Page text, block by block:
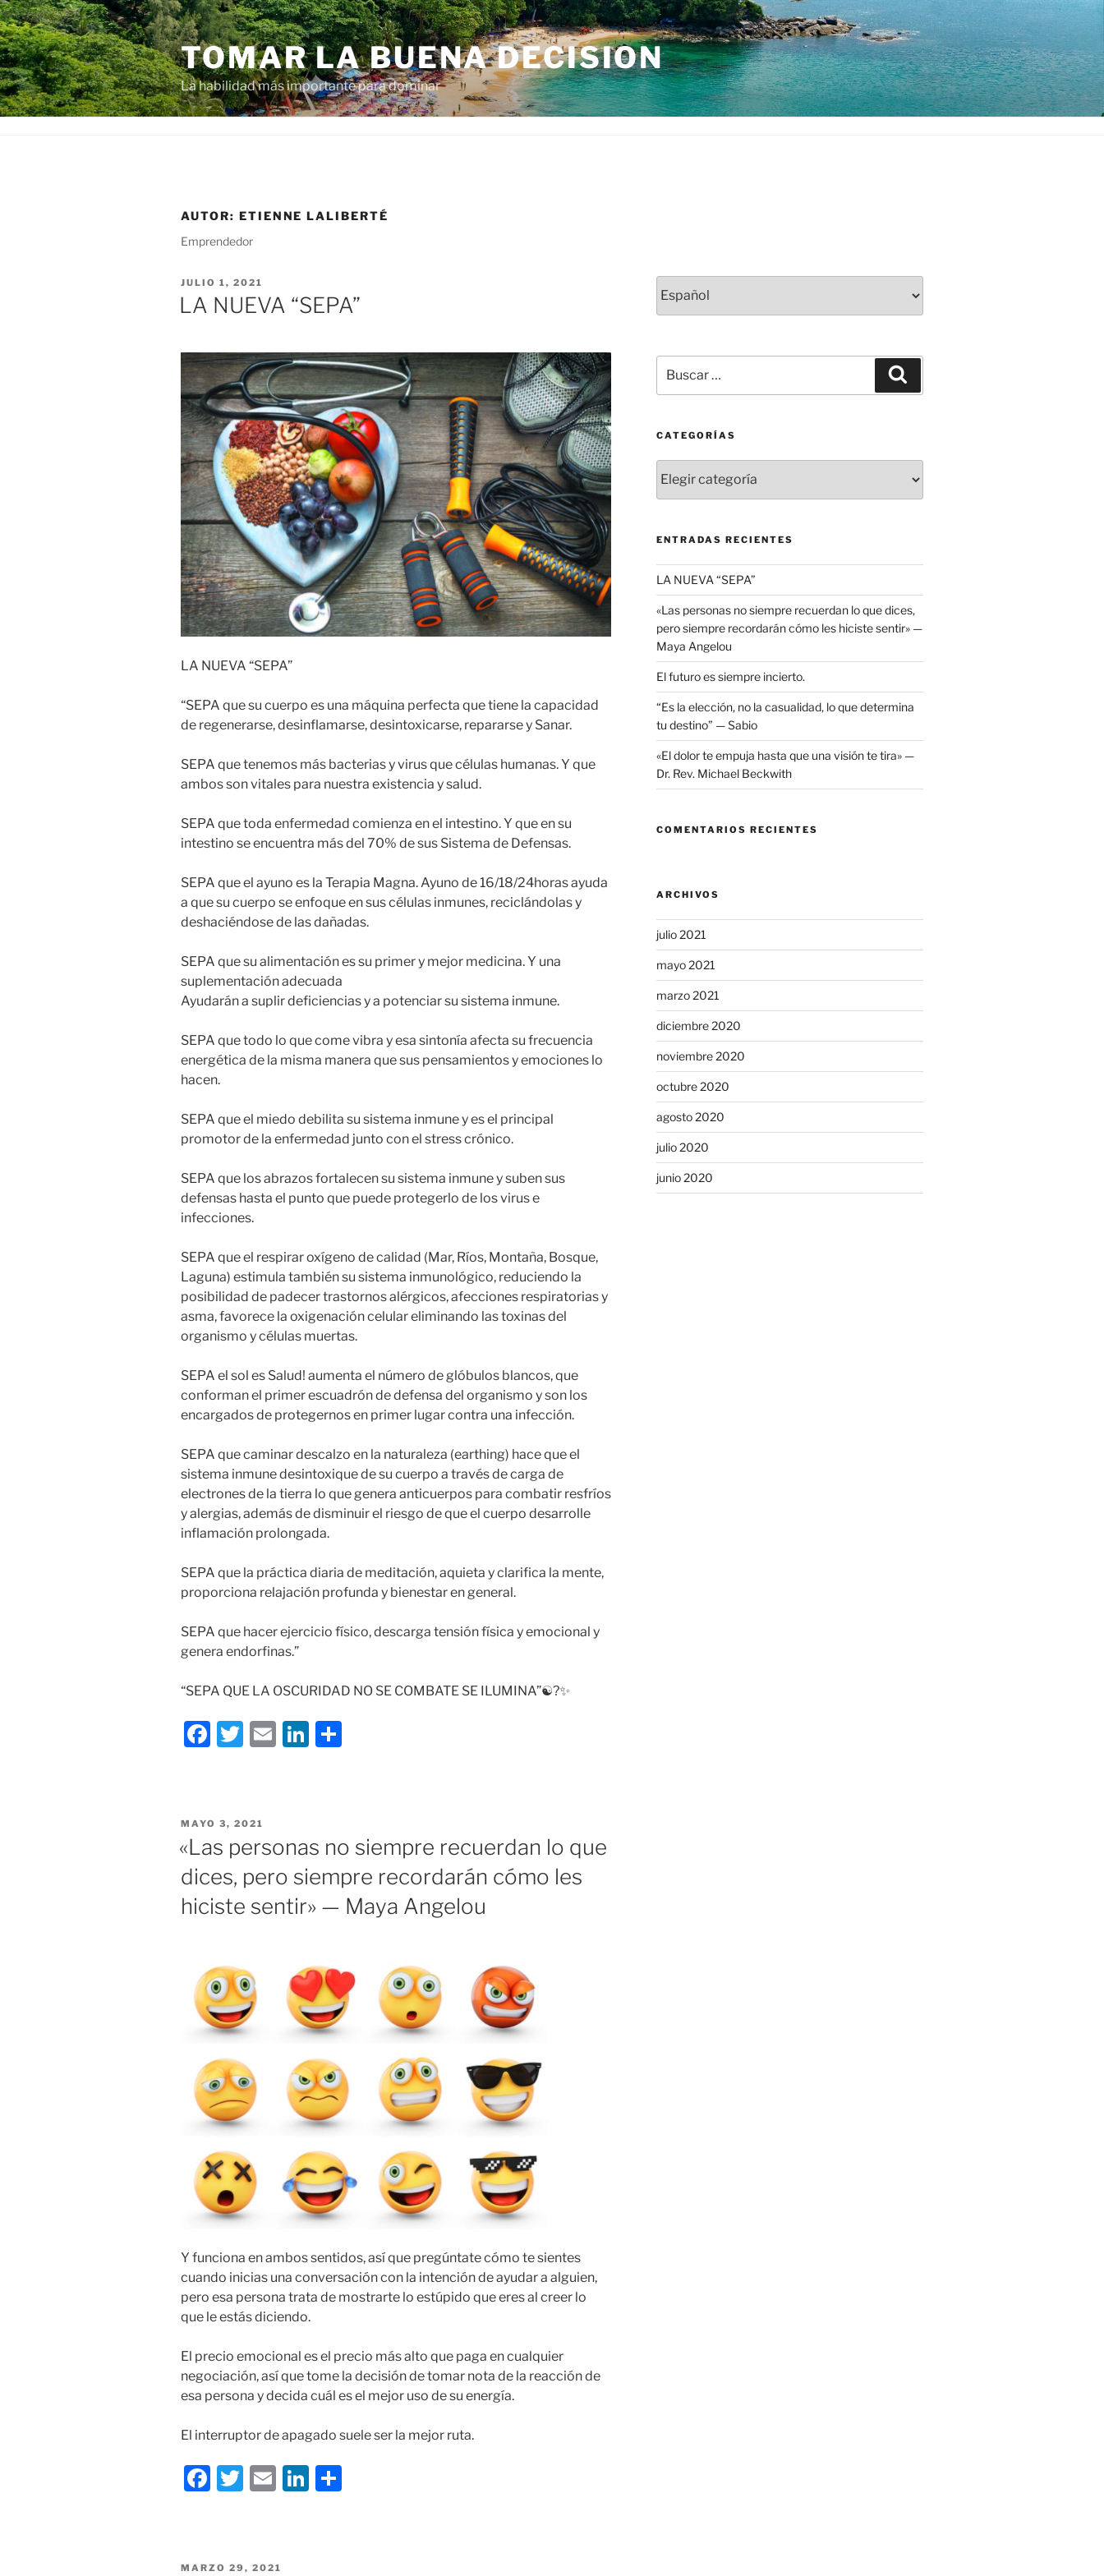
Ir
al
contenido
TOMAR LA BUENA DECISION
La habilidad más importante para dominar
AUTOR: ETIENNE LALIBERTÉ
Emprendedor
PUBLICADO
EN
JULIO 1, 2021
LA NUEVA “SEPA”
LA NUEVA “SEPA”
“SEPA que su cuerpo es una máquina perfecta que tiene la capacidad
de regenerarse, desinflamarse, desintoxicarse, repararse y Sanar.
SEPA que tenemos más bacterias y virus que células humanas. Y que
ambos son vitales para nuestra existencia y salud.
SEPA que toda enfermedad comienza en el intestino. Y que en su
intestino se encuentra más del 70% de sus Sistema de Defensas.
SEPA que el ayuno es la Terapia Magna. Ayuno de 16/18/24horas ayuda
a que su cuerpo se enfoque en sus células inmunes, reciclándolas y
deshaciéndose de las dañadas.
SEPA que su alimentación es su primer y mejor medicina. Y una
suplementación adecuada
Ayudarán a suplir deficiencias y a potenciar su sistema inmune.
SEPA que todo lo que come vibra y esa sintonía afecta su frecuencia
energética de la misma manera que sus pensamientos y emociones lo
hacen.
SEPA que el miedo debilita su sistema inmune y es el principal
promotor de la enfermedad junto con el stress crónico.
SEPA que los abrazos fortalecen su sistema inmune y suben sus
defensas hasta el punto que puede protegerlo de los virus e
infecciones.
SEPA que el respirar oxígeno de calidad (Mar, Ríos, Montaña, Bosque,
Laguna) estimula también su sistema inmunológico, reduciendo la
posibilidad de padecer trastornos alérgicos, afecciones respiratorias y
asma, favorece la oxigenación celular eliminando las toxinas del
organismo y células muertas.
SEPA el sol es Salud! aumenta el número de glóbulos blancos, que
conforman el primer escuadrón de defensa del organismo y son los
encargados de protegernos en primer lugar contra una infección.
SEPA que caminar descalzo en la naturaleza (earthing) hace que el
sistema inmune desintoxique de su cuerpo a través de carga de
electrones de la tierra lo que genera anticuerpos para combatir resfríos
y alergias, además de disminuir el riesgo de que el cuerpo desarrolle
inflamación prolongada.
SEPA que la práctica diaria de meditación, aquieta y clarifica la mente,
proporciona relajación profunda y bienestar en general.
SEPA que hacer ejercicio físico, descarga tensión física y emocional y
genera endorfinas.”
“SEPA QUE LA OSCURIDAD NO SE COMBATE SE ILUMINA”☯️?✨
F
e
b
o
o
k
T
er
E
Li
dI
n
ar
tir
PUBLICADO
EN
MAYO 3, 2021
«Las personas no siempre recuerdan lo que
dices, pero siempre recordarán cómo les
hiciste sentir» — Maya Angelou
Y funciona en ambos sentidos, así que pregúntate cómo te sientes
cuando inicias una conversación con la intención de ayudar a alguien,
pero esa persona trata de mostrarte lo estúpido que eres al creer lo
que le estás diciendo.
El precio emocional es el precio más alto que paga en cualquier
negociación, así que tome la decisión de tomar nota de la reacción de
esa persona y decida cuál es el mejor uso de su energía.
El interruptor de apagado suele ser la mejor ruta.
F
e
T
er
E
l
Li
PUBLICADO
MARZO 29, 2021
un
idioma
por:
CATEGORÍAS
ENTRADAS RECIENTES
LA NUEVA “SEPA”
«Las personas no siempre recuerdan lo que dices,
pero siempre recordarán cómo les hiciste sentir» —
Maya Angelou
El futuro es siempre incierto.
“Es la elección, no la casualidad, lo que determina
tu destino” — Sabio
«El dolor te empuja hasta que una visión te tira» —
Dr. Rev. Michael Beckwith
COMENTARIOS RECIENTES
ARCHIVOS
julio 2021
mayo 2021
marzo 2021
diciembre 2020
noviembre 2020
octubre 2020
agosto 2020
julio 2020
junio 2020